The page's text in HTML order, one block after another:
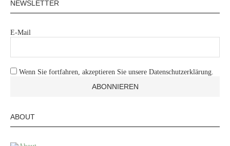
NEWSLETTER
E-Mail
Wenn Sie fortfahren, akzeptieren Sie unsere Datenschutzerklärung.
ABOUT